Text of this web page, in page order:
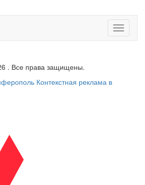
Toggle
. Все права защищены.
Контекстная реклама в